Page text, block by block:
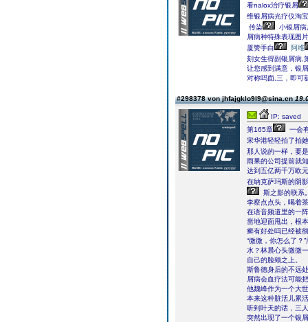
看nalox治疗银屑
维银屑病光疗仪淘
传染
小银屑
屑病种特殊表现图
厦赞手白
阿维
刻女生得副银屑病,
让您感到满意，银
对称吗面,三，即可
#298378 von jhfajgklo9l9@sina.cn
IP: saved
第165章
一会
宋华港轻轻拍了拍
那人说的一样，要
雨果的公司提前就
达到五亿两千万欧
在纳克萨玛斯的阴
斯之影的联系
李察点点头，喝着
在语音频道里的一
啬地迎面甩出，根
癣有好处吗已经被
“微微，你怎么了？
水？林晨心头微微
自己的脸颊之上。
斯鲁德身后的不远
屑病会血疗法可能
他魏峰作为一个大
本来这种脏活儿累
听到叶天的话，三
突然出现了一个银